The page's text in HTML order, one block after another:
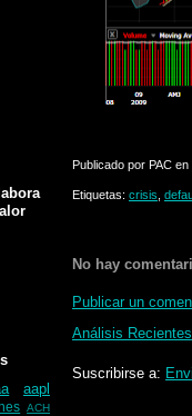
aapl
ACH
Publicado por PAC en
Etiquetas: crisis
No hay
Publicar un
Análisis Recientes
Suscribirse a: